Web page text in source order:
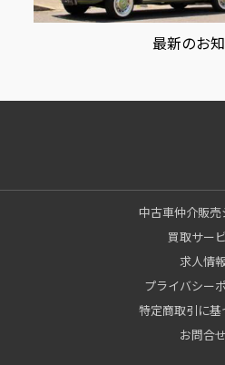
最新のお
中古車仲介販売
買取サー
求人情
プライバシー
特定商取引に基
お問合せ